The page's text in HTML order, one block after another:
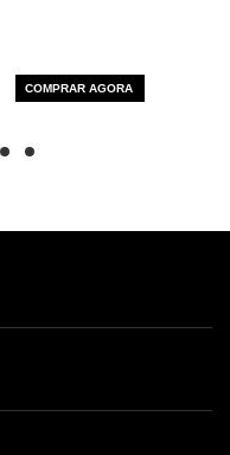
COMPRAR AGORA